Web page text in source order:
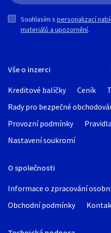
Vše o inzerci
Kreditové balíčky Ceník
Rady pro bezpečné
Provozní podmínky
Nastavení soukromí
O společnosti
Informace o zpracování
Obchodní podmínky
Souhlasím s personalizací
materiálů a upozornění.